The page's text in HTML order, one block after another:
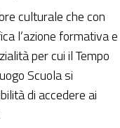
culturale che con
l’azione formativa e
per cui il Tempo
Scuola si
di accedere ai